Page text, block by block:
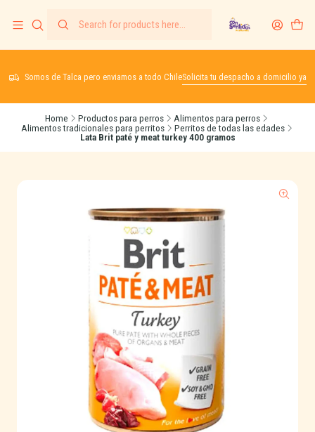
Somos de Talca pero enviamos a todo ChileSolicita tu despacho a domicilio ya
Home Productos para perros
Alimentos para perros
Alimentos tradicionales para perritos
Perritos de todas las edades
Lata Brit paté y meat turkey 400 gramos